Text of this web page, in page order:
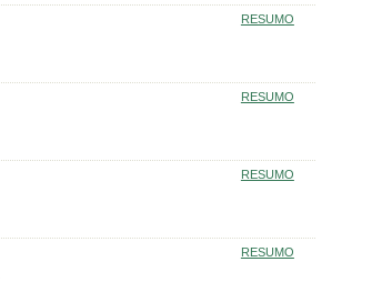
RESUMO
RESUMO
RESUMO
RESUMO